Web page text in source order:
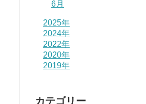
6月
2025年
2024年
2022年
2020年
2019年
カテゴリー